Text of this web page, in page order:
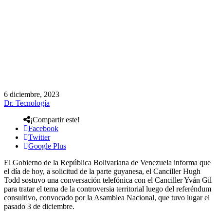
6 diciembre, 2023
Dr. Tecnología
¡Compartir este!
Facebook
Twitter
Google Plus
El Gobierno de la República Bolivariana de Venezuela informa que
el día de hoy, a solicitud de la parte guyanesa, el Canciller Hugh
Todd sostuvo una conversación telefónica con el Canciller Yván Gil
para tratar el tema de la controversia territorial luego del referéndum
consultivo, convocado por la Asamblea Nacional, que tuvo lugar el
pasado 3 de diciembre.